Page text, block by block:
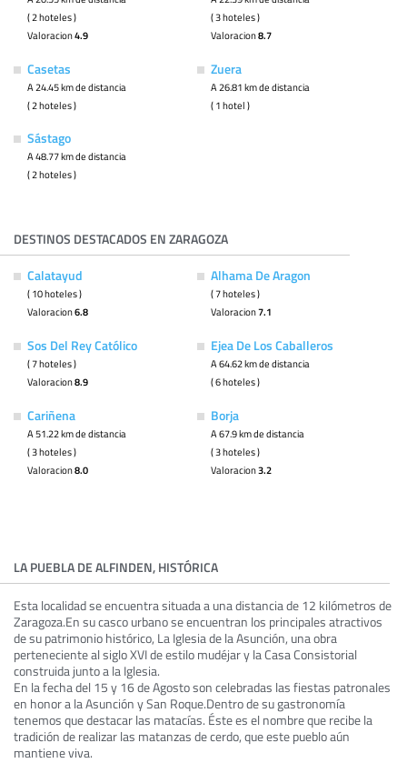
( 2 hoteles )
Valoracion4.9
( 3 hoteles )
Valoracion8.7
Casetas
A 24.45 km de distancia
( 2 hoteles )
Zuera
A 26.81 km de distancia
( 1 hotel )
Sástago
A 48.77 km de distancia
( 2 hoteles )
DESTINOS DESTACADOS EN ZARAGOZA
Calatayud
( 10 hoteles )
Valoracion6.8
Alhama De Aragon
( 7 hoteles )
Valoracion7.1
Sos Del Rey Católico
( 7 hoteles )
Valoracion8.9
Ejea De Los Caballeros
A 64.62 km de distancia
( 6 hoteles )
Cariñena
A 51.22 km de distancia
( 3 hoteles )
Valoracion8.0
Borja
A 67.9 km de distancia
( 3 hoteles )
Valoracion3.2
LA PUEBLA DE ALFINDEN, HISTÓRICA
Esta localidad se encuentra situada a una distancia de 12 kilómetros de
Zaragoza.En su casco urbano se encuentran los principales atractivos
de su patrimonio histórico, La Iglesia de la Asunción, una obra
perteneciente al siglo XVI de estilo mudéjar y la Casa Consistorial
construida junto a la Iglesia.
En la fecha del 15 y 16 de Agosto son celebradas las fiestas patronales
en honor a la Asunción y San Roque.Dentro de su gastronomía
tenemos que destacar las matacías. Éste es el nombre que recibe la
tradición de realizar las matanzas de cerdo, que este pueblo aún
mantiene viva.